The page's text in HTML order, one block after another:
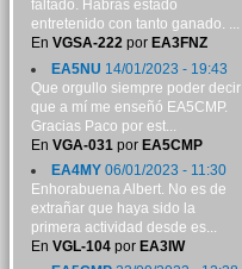
faltado. Habrás estado
entretenido con tanto ganado. ...
En VGSA-222por EA3FNZ
EA5NU 14/01/2023 - 19:43
Que orgullo siempre poder decir
que a mí me enseñó EA5CMP.
Gracias Paco por est...
En VGA-031 por EA5CMP
EA4MY06/01/2023 - 11:30
Enhorabuena Albert. No es de
extrañar que haya sido la
primera actividad desde es...
En VGL-104por EA3IW